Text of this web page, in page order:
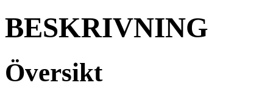
BESKRIVNING
Översikt